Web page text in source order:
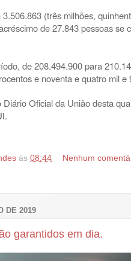
(três milhões,
de 27.843 pessoas se
de 208.494.900 para
e noventa e quatro mil e
Oficial da União desta
.
às 08:44 Nenhum
DE 2019
garantidos em dia.